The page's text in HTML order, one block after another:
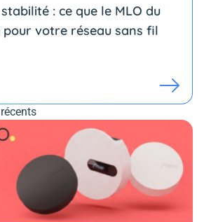
: ce que le MLO du
pour votre réseau sans fil